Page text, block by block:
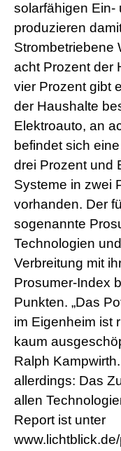
solarfähigen Ein-
produzieren
Strombetriebene
acht Prozent der
vier Prozent gibt
der Haushalte
Elektroauto, an
befindet sich
drei Prozent und
Systeme in zwei
vorhanden. Der
sogenannte
Technologien
Verbreitung mit
Prosumer-Index
Punkten. „Das
im Eigenheim ist
kaum
Ralph
allerdings: Das
allen
Report ist unter